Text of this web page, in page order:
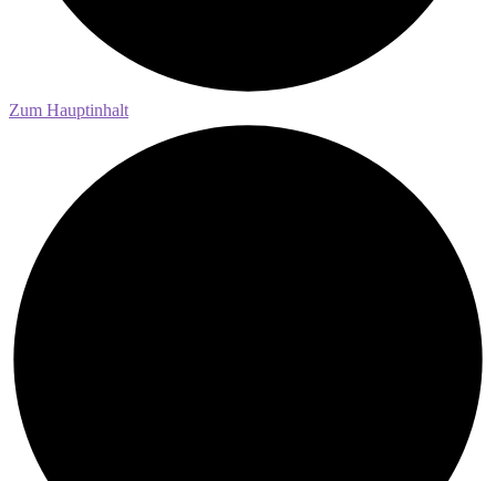
Zum Hauptinhalt